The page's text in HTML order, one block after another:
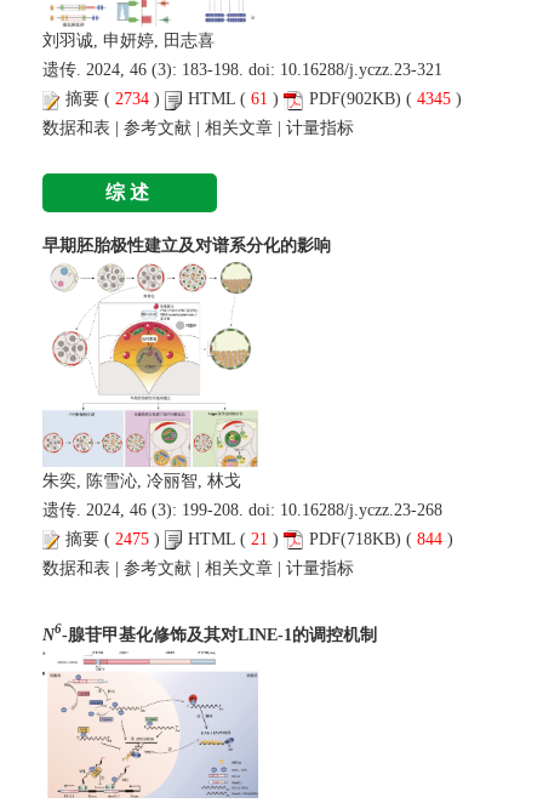
刘羽诚, 申妍婷, 田志喜
遗传. 2024, 46 (3): 183-198. doi: 10.16288/j.yczz.23-321
摘要 ( 2734 ) HTML ( 61 ) PDF(902KB) ( 4345 )
数据和表
参考文献 相关文章 计量指标
综述
早期胚胎极性建立及对谱系分化的影响
朱奕, 陈雪沁, 冷丽智, 林戈
遗传. 2024, 46 (3): 199-208. doi: 10.16288/j.yczz.23-268
摘要 ( 2475 ) HTML ( 21 ) PDF(718KB) ( 844 )
数据和表 | 参考文献 | 相关文章 | 计量指标
N6-腺苷甲基化修饰及其对LINE-1的调控机制